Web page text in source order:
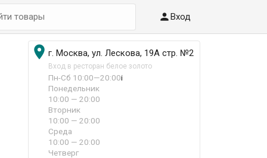
Вход
 г. Москва, ул. Лескова, 19А стр. №2
Вход в ресторан белое золото
Пн-Сб 10:00—20:00i
Понедельник
10:00 — 20:00
Вторник
10:00 — 20:00
Среда
10:00 — 20:00
Четверг